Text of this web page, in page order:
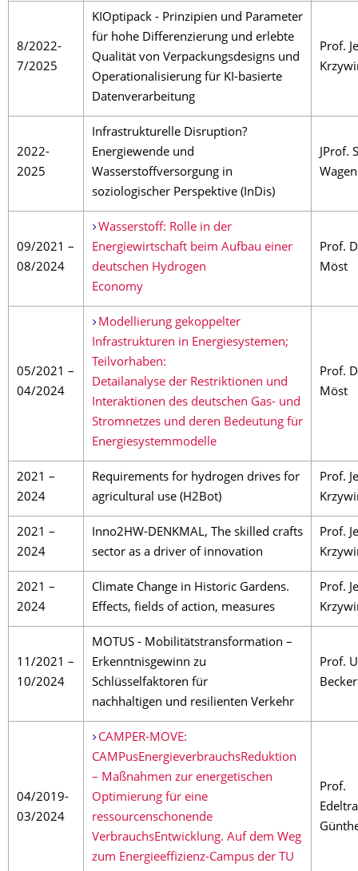
8/2022-
7/2025
KIOptipack - Prinzipien und Parameter
für hohe Differenzierung und erlebte
Qualität von Verpackungsdesigns und
Operationalisierung für KI-basierte
Datenverarbeitung
Prof.
2022-
2025
Infrastrukturelle Disruption?
Energiewende und
Wasserstoffversorgung in
soziologischer Perspektive (InDis)
JProf.
09/2021 –
08/2024
Wasserstoff: Rolle in der
Energiewirtschaft beim Aufbau einer
deutschen Hydrogen
Economy
Prof.
Möst
05/2021 –
04/2024
Modellierung gekoppelter
Infrastrukturen in Energiesystemen;
Teilvorhaben:
Detailanalyse der Restriktionen und
Interaktionen des deutschen Gas- und
Stromnetzes und deren Bedeutung für
Energiesystemmodelle
Prof.
Möst
2021 –
2024
Requirements for hydrogen drives for
agricultural use (H2Bot)
Prof.
2021 –
2024
Inno2HW-DENKMAL, The skilled crafts
sector as a driver of innovation
Prof.
2021 –
2024
Climate Change in Historic Gardens.
Effects, fields of action, measures
Prof.
11/2021 –
10/2024
MOTUS - Mobilitätstransformation –
Erkenntnisgewinn zu
Schlüsselfaktoren für
nachhaltigen und resilienten Verkehr
Prof.
Becker
04/2019-
03/2024
CAMPER-MOVE:
CAMPusEnergieverbrauchsReduktion
– Maßnahmen zur energetischen
Optimierung für eine
ressourcenschonende
VerbrauchsEntwicklung. Auf dem Weg
zum Energieeffizienz-Campus der TU
Prof.